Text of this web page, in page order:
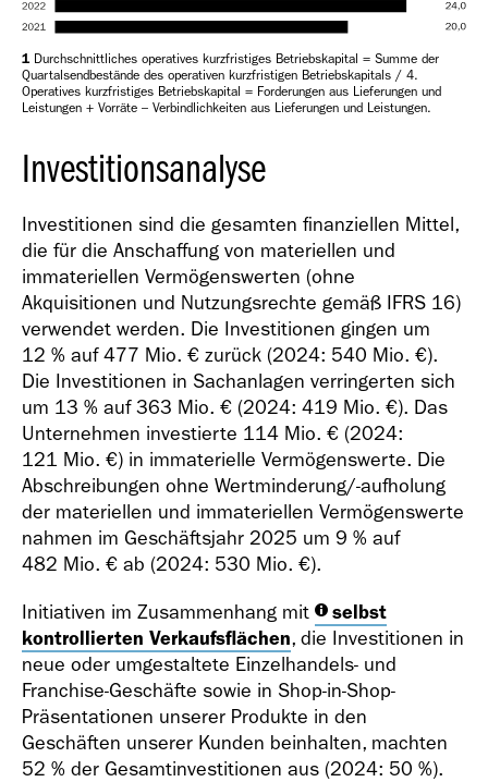
1 Durchschnittliches operatives kurzfristiges Betriebskapital = Summe der
Quartalsendbestände des operativen kurzfristigen Betriebskapitals / 4.
Operatives kurzfristiges Betriebskapital = Forderungen aus Lieferungen und
Leistungen + Vorräte – Verbindlichkeiten aus Lieferungen und Leistungen.
Investitionsanalyse
Investitionen sind die gesamten finanziellen Mittel,
die für die Anschaffung von materiellen und
immateriellen Vermögenswerten (ohne
Akquisitionen und Nutzungsrechte gemäß IFRS 16)
verwendet werden. Die Investitionen gingen um
12 % auf477 Mio. € zurück (2024: 540 Mio. €).
Die Investitionen in Sachanlagen verringerten sich
um 13 % auf363 Mio. € (2024: 419 Mio. €). Das
Unternehmen investierte 114 Mio. € (2024:
121 Mio. €) in immaterielle Vermögenswerte. Die
Abschreibungen ohne Wertminderung/-aufholung
der materiellen und immateriellen Vermögenswerte
nahmen im Geschäftsjahr 2025 um 9 % auf
482 Mio. € ab (2024: 530 Mio. €).
Initiativen im Zusammenhang mit
selbst
kontrollierten Verkaufsflächen, die Investitionen in
neue oder umgestaltete Einzelhandels- und
Franchise-Geschäfte sowie in Shop-in-Shop-
Präsentationen unserer Produkte in den
Geschäften unserer Kunden beinhalten, machten
52 % der Gesamtinvestitionen aus (2024: 50 %).